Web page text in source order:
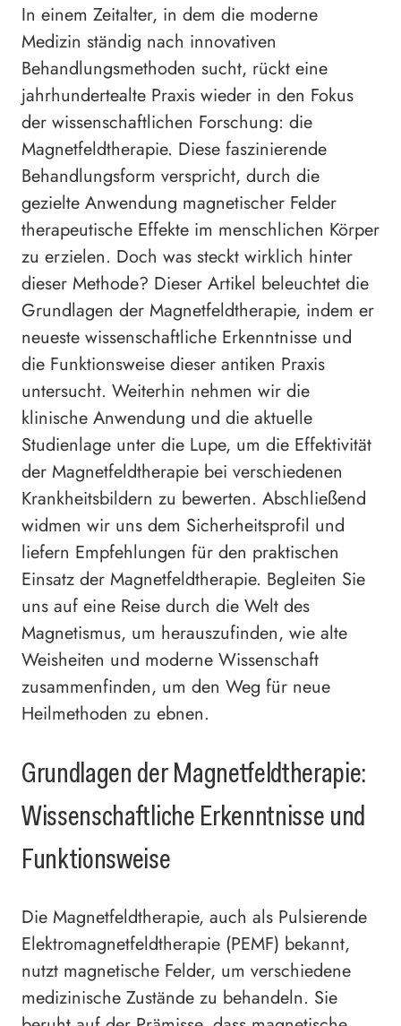
In einem Zeitalter, in dem die moderne
Medizin ständig nach innovativen
Behandlungsmethoden sucht, rückt eine
jahrhundertealte Praxis wieder in den Fokus
der wissenschaftlichen Forschung: die
Magnetfeldtherapie. Diese faszinierende
Behandlungsform verspricht, durch die
gezielte Anwendung magnetischer Felder
therapeutische Effekte im menschlichen Körper
zu erzielen. Doch was steckt wirklich hinter
dieser Methode? Dieser Artikel beleuchtet die
Grundlagen der Magnetfeldtherapie, indem er
neueste wissenschaftliche Erkenntnisse und
die Funktionsweise dieser antiken Praxis
untersucht. Weiterhin nehmen wir die
klinische Anwendung und die aktuelle
Studienlage unter die Lupe, um die Effektivität
der Magnetfeldtherapie bei verschiedenen
Krankheitsbildern zu bewerten. Abschließend
widmen wir uns dem Sicherheitsprofil und
liefern Empfehlungen für den praktischen
Einsatz der Magnetfeldtherapie. Begleiten Sie
uns auf eine Reise durch die Welt des
Magnetismus, um herauszufinden, wie alte
Weisheiten und moderne Wissenschaft
zusammenfinden, um den Weg für neue
Heilmethoden zu ebnen.
Grundlagen der Magnetfeldtherapie:
Wissenschaftliche Erkenntnisse und
Funktionsweise
Die Magnetfeldtherapie, auch als Pulsierende
Elektromagnetfeldtherapie (PEMF) bekannt,
nutzt magnetische Felder, um verschiedene
medizinische Zustände zu behandeln. Sie